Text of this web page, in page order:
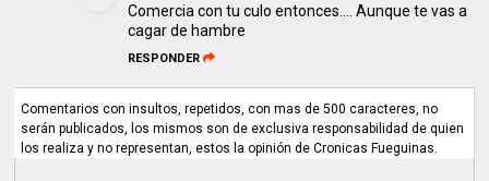
Comercia con tu culo entonces.... Aunque te vas a
cagar de hambre
RESPONDER
Comentarios con insultos, repetidos, con mas de 500 caracteres, no
serán publicados, los mismos son de exclusiva responsabilidad de quien
los realiza y no representan, estos la opinión de Cronicas Fueguinas.